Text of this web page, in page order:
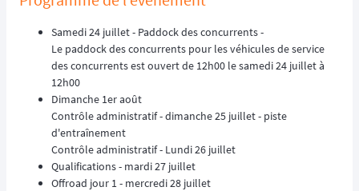
Samedi 24 juillet - Paddock des concurrents -
Le paddock des concurrents pour les véhicules de service
des concurrents est ouvert de 12h00 le samedi 24 juillet à
12h00
Dimanche 1er août
Contrôle administratif - dimanche 25 juillet - piste
d'entraînement
Contrôle administratif - Lundi 26 juillet
Qualifications - mardi 27 juillet
Offroad jour 1 - mercredi 28 juillet